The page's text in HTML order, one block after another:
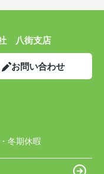
八街支店
お問い合わせ
冬期休暇